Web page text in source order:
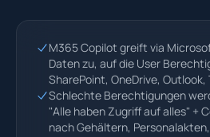
M365 Copilot greift via
Daten zu, auf die User
SharePoint, OneDrive, Outlook,
Schlechte Berechtigungen
"Alle haben Zugriff auf alles" +
nach Gehältern,